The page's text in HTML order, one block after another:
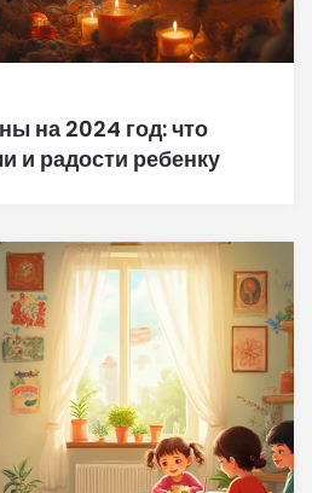
на 2024 год: что
и радости ребенку